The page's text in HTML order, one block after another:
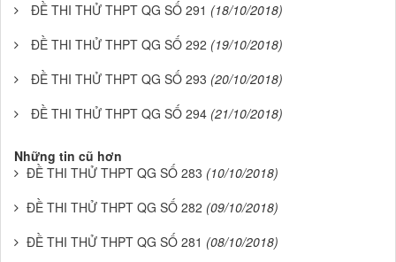
ĐỀ THI THỬ THPT QG SỐ 291 (18/10/2018)
ĐỀ THI THỬ THPT QG SỐ 292 (19/10/2018)
ĐỀ THI THỬ THPT QG SỐ 293 (20/10/2018)
ĐỀ THI THỬ THPT QG SỐ 294 (21/10/2018)
Những tin cũ hơn
ĐỀ THI THỬ THPT QG SỐ 283 (10/10/2018)
ĐỀ THI THỬ THPT QG SỐ 282 (09/10/2018)
ĐỀ THI THỬ THPT QG SỐ 281 (08/10/2018)